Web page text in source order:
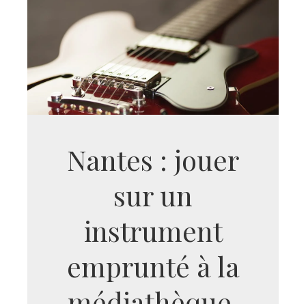
Nantes : jouer
sur un
instrument
emprunté à la